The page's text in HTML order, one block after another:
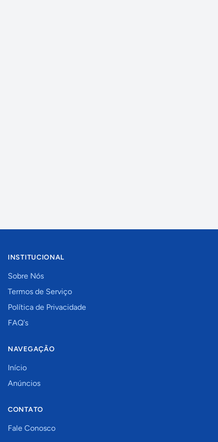
INSTITUCIONAL
Sobre Nós
Termos de Serviço
Política de Privacidade
FAQ's
NAVEGAÇÃO
Início
Anúncios
CONTATO
Fale Conosco